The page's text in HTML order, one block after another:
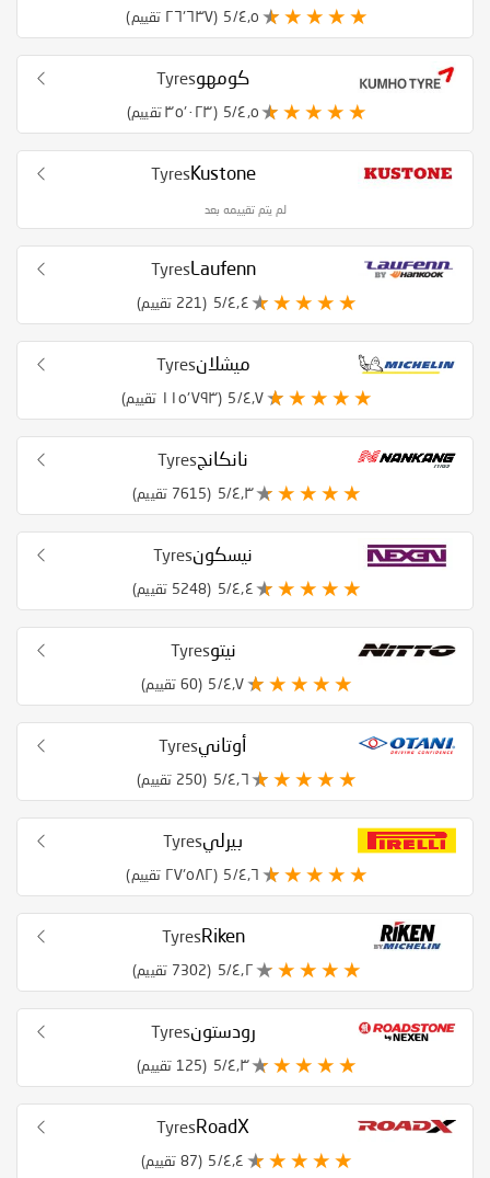
٤٫٥/5 (٢٦٬٦٣٧ تقييم)
كومهوTyres
٤٫٥/5 (٣٥٬٠٢٣ تقييم)
Kustone
Tyres
لم يتم تقييمه بعد
Laufenn
Tyres
٤٫٤/5 (221 تقييم)
ميشلانTyres
٤٫٧/5 (١١٥٬٧٩٣ تقييم)
نانكانجTyres
٤٫٣/5 (7615 تقييم)
نيسكونTyres
٤٫٤/5 (5248 تقييم)
نيتوTyres
٤٫٧/5 (60 تقييم)
أوتانيTyres
٤٫٦/5 (250 تقييم)
بيرليTyres
٤٫٦/5 (٢٧٬٥٨٢ تقييم)
Riken
Tyres
٤٫٢/5 (7302 تقييم)
رودستونTyres
٤٫٣/5 (125 تقييم)
RoadX
Tyres
٤٫٤/5 (87 تقييم)